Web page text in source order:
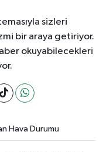
sizleri
bir araya getiriyor.
okuyabilecekleri
Hava Durumu